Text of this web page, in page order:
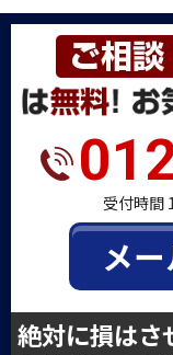
受付時間
メ
絶対に損はさ